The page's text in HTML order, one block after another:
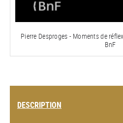
Pierre Desproges - Moments de
BnF
DESCRIPTION